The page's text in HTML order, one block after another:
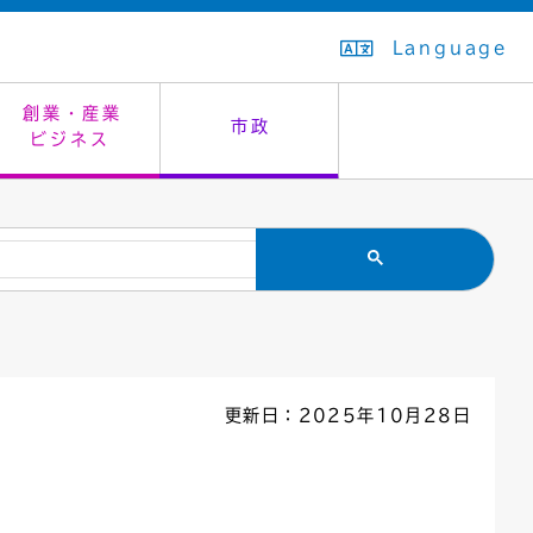
Language
創業・産業
ビジネス
市政
生活排水
市民安全
教育委員会
入学式・卒業式
救急・夜間診療
感染症
施設予約（まつぼっくり）
はたちの集い
指定管理者制度
公共事業の技術監理
議会
オープンデータ
更新日：2025年10月28日